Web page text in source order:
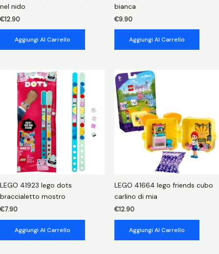
nel nido
€12.90
Aggiungi Al Carrello
bianca
€9.90
Aggiungi Al Carrello
LEGO 41923 lego dots
braccialetto mostro
€7.90
Aggiungi Al Carrello
LEGO 41664 lego friends cubo
carlino di mia
€12.90
Aggiungi Al Carrello